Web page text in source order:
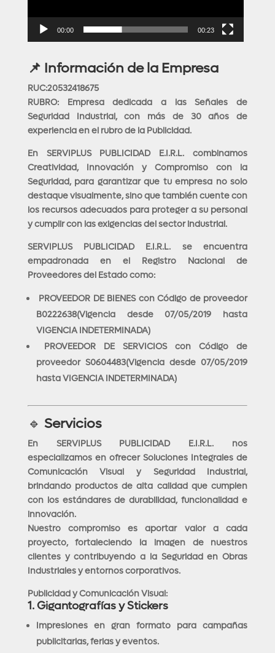
00:00 00:23
📌 Información de la Empresa
RUC:20532418675
RUBRO: Empresa dedicada a las Señales de
Seguridad Industrial, con más de 30 años de
experiencia en el rubro de la Publicidad.
En SERVIPLUS PUBLICIDAD E.I.R.L. combinamos
Creatividad, Innovación y Compromiso con la
Seguridad, para garantizar que tu empresa no solo
destaque visualmente, sino que también cuente con
los recursos adecuados para proteger a su personal
y cumplir con las exigencias del sector industrial.
SERVIPLUS PUBLICIDAD E.I.R.L. se encuentra
empadronada en el Registro Nacional de
Proveedores del Estado como:
PROVEEDOR DE BIENES con Código de proveedor
B0222638(Vigencia desde 07/05/2019 hasta
VIGENCIA INDETERMINADA)
PROVEEDOR DE SERVICIOS con Código de
proveedor S0604483(Vigencia desde 07/05/2019
hasta VIGENCIA INDETERMINADA)
🔹 Servicios
En SERVIPLUS PUBLICIDAD E.I.R.L. nos
especializamos en ofrecer Soluciones Integrales de
Comunicación Visual y Seguridad Industrial,
brindando productos de alta calidad que cumplen
con los estándares de durabilidad, funcionalidad e
innovación.
Nuestro compromiso es aportar valor a cada
proyecto, fortaleciendo la imagen de nuestros
clientes y contribuyendo a la Seguridad en Obras
Industriales y entornos corporativos.
Publicidad y Comunicación Visual:
1. Gigantografías y Stickers
Impresiones en gran formato para campañas
publicitarias, ferias y eventos.